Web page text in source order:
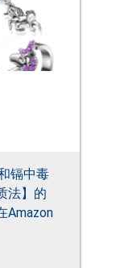
镉中毒
法】的
Amazon